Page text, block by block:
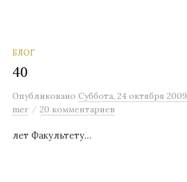
БЛОГ
40
Опубликовано Суббота, 24 октября 2009
mer / 20 комментариев
лет Факультету…